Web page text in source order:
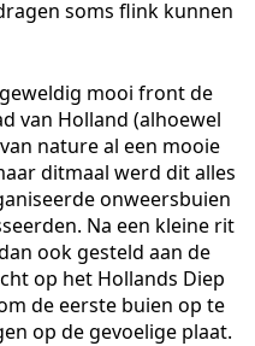
soms flink kunnen
mooi front de
van Holland (alhoewel
nature al een mooie
ditmaal werd dit alles
onweersbuien
Na een kleine rit
ook gesteld aan de
op het Hollands Diep
de eerste buien op te
op de gevoelige plaat.